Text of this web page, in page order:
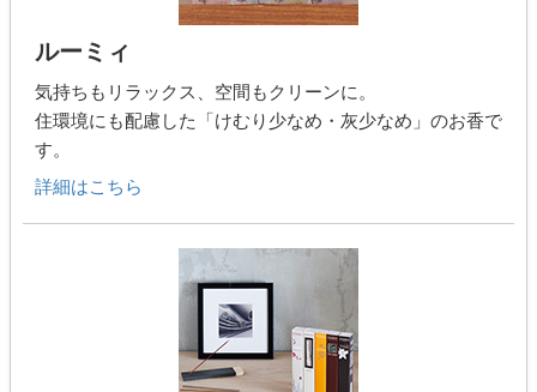
ルーミィ
気持ちもリラックス、空間もクリーンに。
住環境にも配慮した「けむり少なめ・灰少なめ」のお香で
す。
詳細はこちら